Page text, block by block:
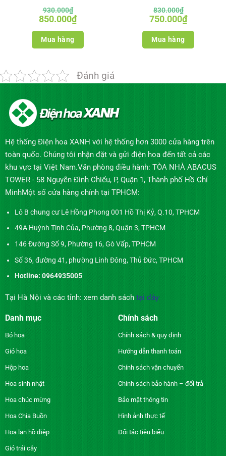
930.000₫
Giá
gốc
là:
930.000₫.
850.000₫Giá
hiện
tại
Mua hàng
830.000₫
Giá
gốc
là:
830.000₫.
750.000₫Giá
hiện
tại
Mua hàng
Đánh giá
Hệ thống Điện hoa XANH với hệ thống hơn 3000 cửa hàng trên
toàn quốc. Chúng tôi nhận đặt và gửi điện hoa đến tất cả các
khu vực tại Việt Nam.Văn phòng điều hành: TÒA NHÀ ABACUS
TOWER - 58 Nguyễn Đình Chiểu, P, Quận 1, Thành phố Hồ Chí
MinhMột số cửa hàng chính tại TPHCM:
Lô B chung cư Lê Hồng Phong 001 Hồ Thị Kỷ, Q.10, TPHCM
49A Huỳnh Tịnh Của, Phường 8, Quận 3, TPHCM
146 Đường Số 9, Phường 16, Gò Vấp, TPHCM
Số 36, đường 41, phường Linh Đông, Thủ Đức, TPHCM
Hotline: 0964935005
Tại Hà Nội và các tỉnh: xem danh sách tại đây
Danh mục
Bó hoa
Giỏ hoa
Hộp hoa
Hoa sinh nhật
Hoa chúc mừng
Hoa Chia Buồn
Hoa lan hồ điệp
Giỏ trái cây
Chính sách
Chính sách & quy định
Hướng dẫn thanh toán
Chính sách vận chuyển
Chính sách bảo hành – đổi trả
Bảo mật thông tin
Hình ảnh thực tế
Đối tác tiêu biểu